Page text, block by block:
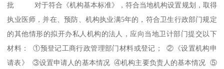
批 对于符合《机构基本标准》，符合当地机构设置规划，取得
执业医师，并在、预防、机构执业满5年的，符合卫生行政部门规定
的其他情形的拟开办私人机构的法人，应向当地卫计部门提交以下
材料： ①预登记工商行政管理部门材料或登记； ②《设置机构申
请表》 ③设置申请人的基本情况 ④机构主要负责人的基本情况 ⑤